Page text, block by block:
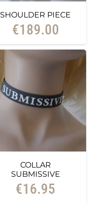
SHOULDER PIECE
€189.00
COLLAR
SUBMISSIVE
€16.95